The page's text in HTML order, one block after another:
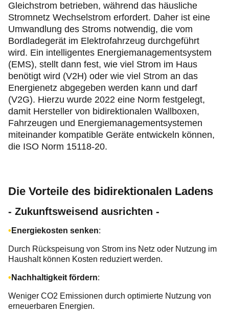
Gleichstrom betrieben, während das häusliche
Stromnetz Wechselstrom erfordert. Daher ist eine
Umwandlung des Stroms notwendig, die vom
Bordladegerät im Elektrofahrzeug durchgeführt
wird. Ein intelligentes Energiemanagementsystem
(EMS), stellt dann fest, wie viel Strom im Haus
benötigt wird (V2H) oder wie viel Strom an das
Energienetz abgegeben werden kann und darf
(V2G). Hierzu wurde 2022 eine Norm festgelegt,
damit Hersteller von bidirektionalen Wallboxen,
Fahrzeugen und Energiemanagementsystemen
miteinander kompatible Geräte entwickeln können,
die ISO Norm 15118-20.
Die Vorteile des bidirektionalen Ladens
- Zukunftsweisend ausrichten -
Energiekosten senken:
Durch Rückspeisung von Strom ins Netz oder Nutzung im
Haushalt können Kosten reduziert werden.
Nachhaltigkeit fördern:
Weniger CO2 Emissionen durch optimierte Nutzung von
erneuerbaren Energien.